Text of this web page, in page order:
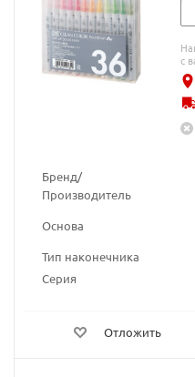
Бренд/
Производитель
Основа
Тип наконечника
Серия
Отложить
с